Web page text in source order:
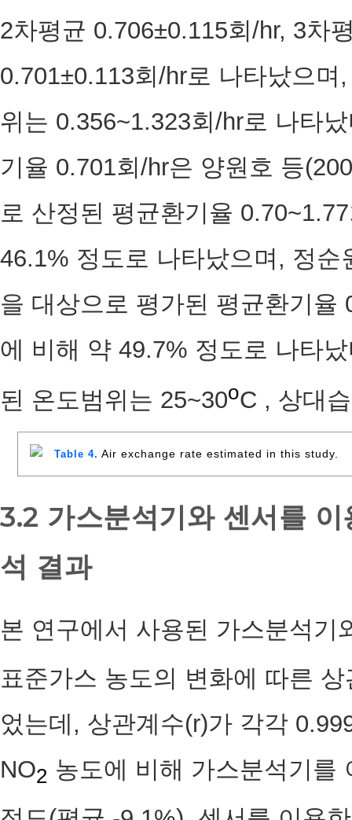
2차평균 0.706±0.115회/hr, 3차
0.701±0.113회/hr로 나타났으
위는 0.356~1.323회/hr로 나타
기율 0.701회/hr은 양원호 등
로 산정된 평균환기율
46.1% 정도로 나타났으며, 정
을 대상으로 평가된 평균환기율
에 비해 약 49.7% 정도로 나타
된 온도범위는 25~30oC , 상대
Table 4. Air exchange rate estimated in this study.
3.2 가스분석기와 센서를
석 결과
본 연구에서 사용된 가스분석기
표준가스 농도의 변화에 따른
었는데, 상관계수(r)가 각각
NO2 농도에 비해 가스분석기를